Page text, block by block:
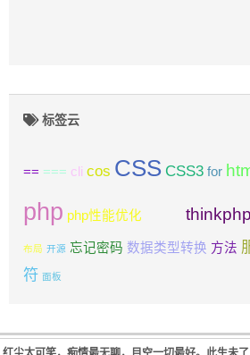
标签云
== === cli cos CSS CSS3 for
php php性能优化 thinkphp
布局 开源 忘记密码 数据类型转换 方法
符 面板